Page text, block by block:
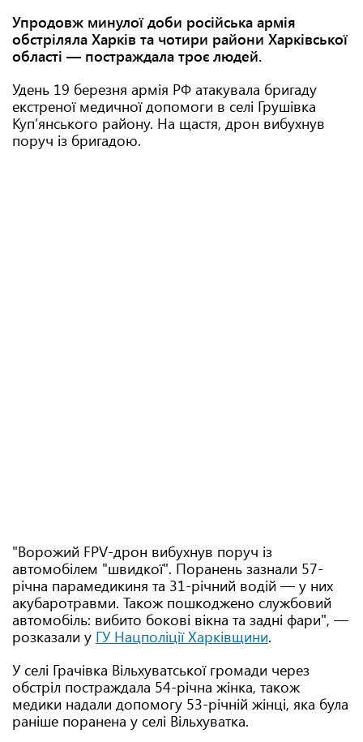
Упродовж минулої доби російська армія
обстріляла Харків та чотири райони Харківської
області — постраждала троє людей.
Удень 19 березня армія РФ атакувала бригаду
екстреної медичної допомоги в селі Грушівка
Куп’янського району. На щастя, дрон вибухнув
поруч із бригадою.
"Ворожий FPV-дрон вибухнув поруч із
автомобілем "швидкої". Поранень зазнали 57-
річна парамедикиня та 31-річний водій — у них
акубаротравми. Також пошкоджено службовий
автомобіль: вибито бокові вікна та задні фари", —
розказали у ГУ Нацполіції Харківщини.
У селі Грачівка Вільхуватської громади через
обстріл постраждала 54-річна жінка, також
медики надали допомогу 53-річній жінці, яка була
раніше поранена у селі Вільхуватка.